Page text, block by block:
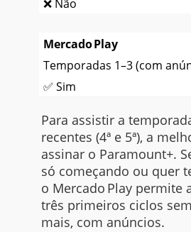
❌ Não
Mercado Play
Temporadas 1–3 (com
✅ Sim
Para assistir a
recentes (4ª e 5ª), a
assinar o Paramount+.
só começando ou quer
o Mercado Play permite
três primeiros ciclos
mais, com anúncios.